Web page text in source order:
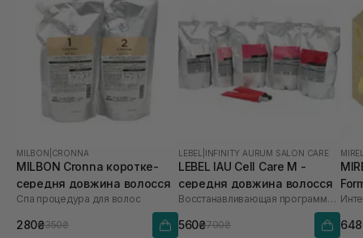
волосся наче шовк ❤️
MILBON CRONNA
MILBON Cronna коротке-
середня довжина волосся
Спа процедура для волос
280₴350₴
LEBEL INFINITY AURUM SALON CARE
LEBEL IAU Cell Care М -
середня довжина волосся
Восстанавливающая программа «Счастье для волос»
560₴700₴